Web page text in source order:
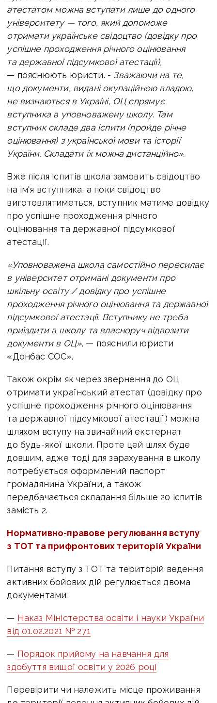
атестатом можна вступати лише до одного
університету — того, який допоможе
отримати українське свідоцтво (довідку про
успішне проходження річного оцінювання
та державної підсумкової атестації),
— пояснюють юристи. - Зважаючи на те,
що документи, видані окупаційною владою,
не визнаються в Україні, ОЦ спрямує
вступника в уповноважену школу. Там
вступник складе два іспити (пройде річне
оцінювання) з української мови та історії
України. Складати їх можна дистанційно».
Вже після іспитів школа замовить свідоцтво
на ім'я вступника, а поки свідоцтво
виготовлятиметься, вступник матиме довідку
про успішне проходження річного
оцінювання та державної підсумкової
атестації.
«Уповноважена школа самостійно пересилає
в університет отримані документи про
шкільну освіту / довідку про успішне
проходження річного оцінювання та державної
підсумкової атестації. Вступнику не треба
приїздити в школу та власноруч відвозити
документи в ОЦ», — пояснили юристи
«Донбас СОС».
Також окрім як через звернення до ОЦ
отримати український атестат (довідку про
успішне проходження річного оцінювання
та державної підсумкової атестації) можна
шляхом вступу на звичайний екстернат
до будь-якої школи. Проте цей шлях буде
довшим, адже тоді для зарахування в школу
потребується оформлений паспорт
громадянина України, а також
передбачається складання більше 20 іспитів
замість 2.
Нормативно-правове регулювання вступу
з ТОТ та прифронтових територій України
Питання вступу з ТОТ та територій ведення
активних бойових дій регулюється двома
документами:
— Наказ Міністерства освіти і науки України
від01.02.2021 № 271
— Порядок прийому на навчання для
здобуття вищої освіти у 2026 році
Перевірити чи належить місце проживання